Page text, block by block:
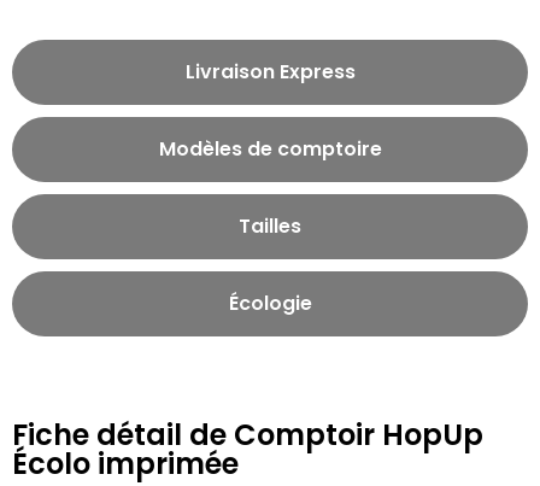
Livraison Express
Modèles de comptoire
Tailles
Écologie
Fiche détail de Comptoir HopUp
Écolo imprimée